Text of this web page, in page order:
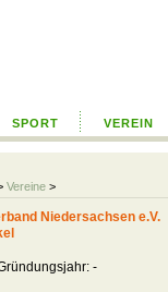
SPORT VEREIN
Vereine >
Niedersachsen e.V.
-